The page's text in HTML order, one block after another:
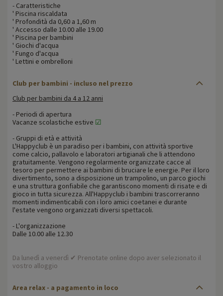
- Caratteristiche
' Piscina riscaldata
' Profondità da 0,60 a 1,60 m
' Accesso dalle 10.00 alle 19.00
' Piscina per bambini
' Giochi d'acqua
' Fungo d'acqua
' Lettini e ombrelloni
Club per bambini - incluso nel prezzo
Club per bambini da 4 a 12 anni
- Periodi di apertura
Vacanze scolastiche estive ☑
- Gruppi di età e attività
L'Happyclub è un paradiso per i bambini, con attività sportive
come calcio, pallavolo e laboratori artigianali che li attendono
gratuitamente. Vengono regolarmente organizzate cacce al
tesoro per permettere ai bambini di bruciare le energie. Per il loro
divertimento, sono a disposizione un trampolino, un parco giochi
e una struttura gonfiabile che garantiscono momenti di risate e di
gioco in tutta sicurezza. All'Happyclub i bambini trascorreranno
momenti indimenticabili con i loro amici coetanei e durante
l'estate vengono organizzati diversi spettacoli.
- L'organizzazione
Dalle 10.00 alle 12.30
Da lunedì a venerdì ✔ Prenotate online dopo aver selezionato il
vostro alloggio
Area relax - a pagamento in loco